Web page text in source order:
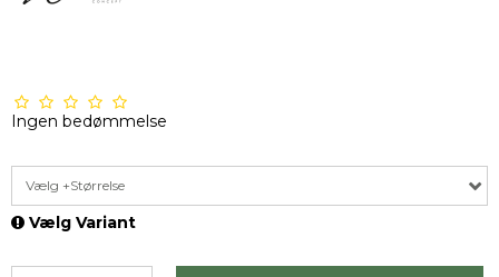
Ingen bedømmelse
Vælg +Størrelse
Vælg Variant